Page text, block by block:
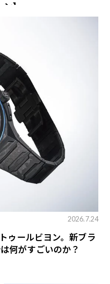
ン】
2026.7.24
ゥールビヨン。新ブラ
何がすごいのか？